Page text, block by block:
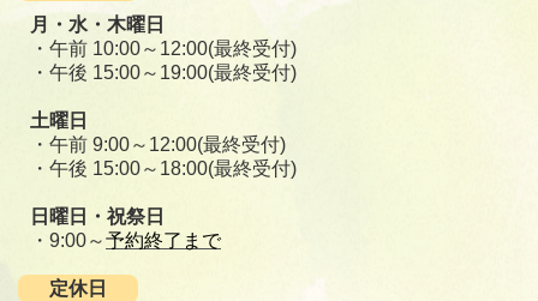
月・水・木曜日
・午前 10:00～12:00(最終受付)
・午後 15:00～19:00(最終受付)
土曜日
・午前 9:00～12:00(最終受付)
・午後 15:00～18:00(最終受付)
日曜日・祝祭日
・9:00～予約終了まで
定休日